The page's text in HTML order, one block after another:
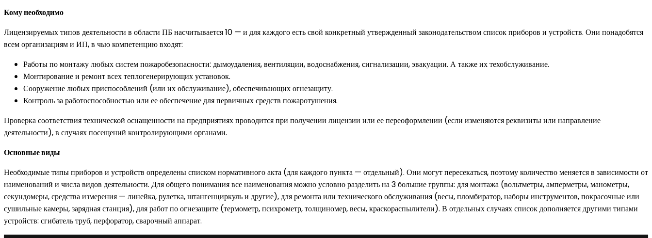
Кому необходимо
Лицензируемых типов деятельности в области ПБ насчитывается 10 — и для каждого есть свой конкретный утвержденный законодательством список приборов и устройств. Они понадобятся
всем организациям и ИП, в чью компетенцию входят:
Работы по монтажу любых систем пожаробезопасности: дымоудаления, вентиляции, водоснабжения, сигнализации, эвакуации. А также их техобслуживание.
Монтирование и ремонт всех теплогенерирующих установок.
Сооружение любых приспособлений (или их обслуживание), обеспечивающих огнезащиту.
Контроль за работоспособностью или ее обеспечение для первичных средств пожаротушения.
Проверка соответствия технической оснащенности на предприятиях проводится при получении лицензии или ее переоформлении (если изменяются реквизиты или направление
деятельности), в случаях посещений контролирующими органами.
Основные виды
Необходимые типы приборов и устройств определены списком нормативного акта (для каждого пункта — отдельный). Они могут пересекаться, поэтому количество меняется в зависимости от
наименований и числа видов деятельности. Для общего понимания все наименования можно условно разделить на 3 большие группы: для монтажа (вольтметры, амперметры, манометры,
секундомеры, средства измерения — линейка, рулетка, штангенциркуль и другие), для ремонта или технического обслуживания (весы, пломбиратор, наборы инструментов, покрасочные или
сушильные камеры, зарядная станция), для работ по огнезащите (термометр, психрометр, толщиномер, весы, краскораспылители). В отдельных случаях список дополняется другими типами
устройств: сгибатель труб, перфоратор, сварочный аппарат.